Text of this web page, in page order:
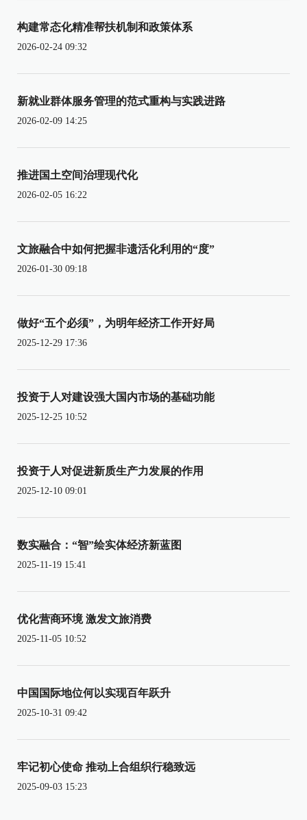
构建常态化精准帮扶机制和政策体系
2026-02-24 09:32
新就业群体服务管理的范式重构与实践进路
2026-02-09 14:25
推进国土空间治理现代化
2026-02-05 16:22
文旅融合中如何把握非遗活化利用的“度”
2026-01-30 09:18
做好“五个必须”，为明年经济工作开好局
2025-12-29 17:36
投资于人对建设强大国内市场的基础功能
2025-12-25 10:52
投资于人对促进新质生产力发展的作用
2025-12-10 09:01
数实融合：“智”绘实体经济新蓝图
2025-11-19 15:41
优化营商环境 激发文旅消费
2025-11-05 10:52
中国国际地位何以实现百年跃升
2025-10-31 09:42
牢记初心使命 推动上合组织行稳致远
2025-09-03 15:23